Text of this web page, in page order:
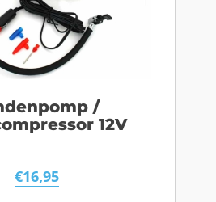
/
12V
€16,95